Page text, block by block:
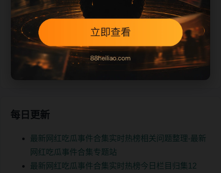
最新网红吃瓜事件合集实时热榜今日栏目归集12
最新网红吃瓜事件合集实时热榜专题阅读路径18
最新网红吃瓜事件合集实时热榜热门内容推荐24
最新网红吃瓜事件合集实时热榜相关问题整理30
最新网红吃瓜事件合集实时热榜移动端搜索入口6
每日更新
最新网红吃瓜事件合集实时热榜相关问题整理-最新
网红吃瓜事件合集专题站
最新网红吃瓜事件合集实时热榜今日栏目归集12